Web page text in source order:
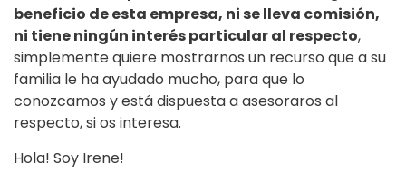
beneficio de esta empresa, ni se lleva comisión,
ni tiene ningún interés particular al respecto,
simplemente quiere mostrarnos un recurso que a su
familia le ha ayudado mucho, para que lo
conozcamos y está dispuesta a asesoraros al
respecto, si os interesa.
Hola! Soy Irene!